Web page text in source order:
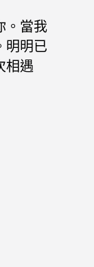
。當我
明明已
相遇